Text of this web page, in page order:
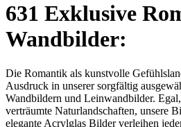
631 Exklusive
Wandbilder:
Die Romantik als kunstvolle
Ausdruck in unserer sorgfältig
Wandbildern und Leinwandbilder.
verträumte Naturlandschaften, unsere
elegante Acrylglas Bilder verleihen